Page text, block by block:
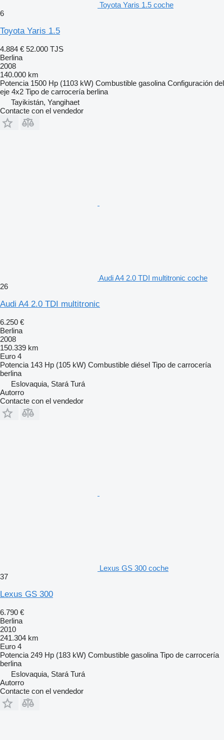
Toyota Yaris 1.5 coche
6
Toyota Yaris 1.5
4.884 € 52.000 TJS
Berlina
2008
140.000 km
Potencia 1500 Hp (1103 kW) Combustible gasolina Configuración del
eje 4x2 Tipo de carrocería berlina
Tayikistán, Yangihaet
Contacte con el vendedor
Audi A4 2.0 TDI multitronic coche
26
Audi A4 2.0 TDI multitronic
6.250 €
Berlina
2008
150.339 km
Euro 4
Potencia 143 Hp (105 kW) Combustible diésel Tipo de carrocería
berlina
Eslovaquia, Stará Turá
Autorro
Contacte con el vendedor
Lexus GS 300 coche
37
Lexus GS 300
6.790 €
Berlina
2010
241.304 km
Euro 4
Potencia 249 Hp (183 kW) Combustible gasolina Tipo de carrocería
berlina
Eslovaquia, Stará Turá
Autorro
Contacte con el vendedor